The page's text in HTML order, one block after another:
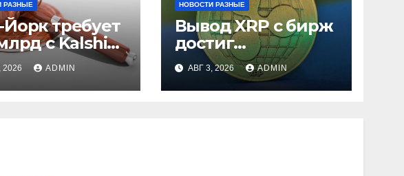
РАЗНЫЕ
требует
с Kalshi
2026 ADMIN
НОВОСТИ РАЗНЫЕ
Вывод XRP с бирж
достиг
рекордного
максимума за 5
лет
АВГ 3, 2026 ADMIN